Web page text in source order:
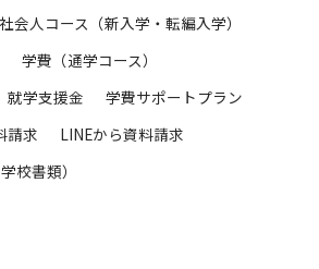
社会人コース（新入学・転編入学）
学費（通学コース）
就学支援金
学費サポートプラン
請求
LINEから資料請求
校書類）